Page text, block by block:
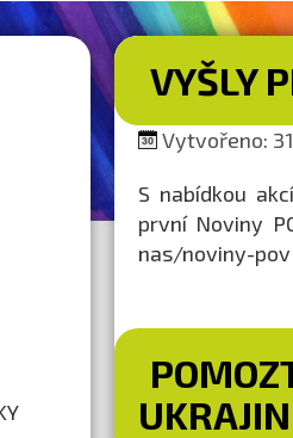
VYŠLY
Vytvořeno:
S nabídkou
první Noviny
nas/noviny-pov